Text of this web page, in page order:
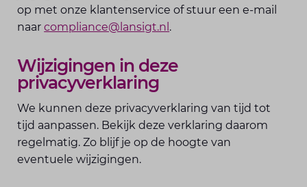
op met onze klantenservice of stuur een e-mail
naarcompliance@lansigt.nl .
Wijzigingen in deze
privacyverklaring
We kunnen deze privacyverklaring van tijd tot
tijd aanpassen. Bekijk deze verklaring daarom
regelmatig. Zo blijf je op de hoogte van
eventuele wijzigingen.